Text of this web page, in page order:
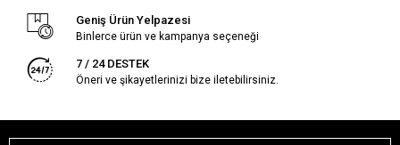
Geniş Ürün Yelpazesi
Binlerce ürün ve kampanya seçeneği
7 / 24 DESTEK
Öneri ve şikayetlerinizi bize iletebilirsiniz.